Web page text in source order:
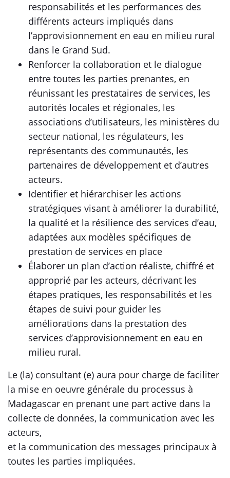
responsabilités et les performances des
différents acteurs impliqués dans
l’approvisionnement en eau en milieu rural
dans le Grand Sud.
Renforcer la collaboration et le dialogue
entre toutes les parties prenantes, en
réunissant les prestataires de services, les
autorités locales et régionales, les
associations d’utilisateurs, les ministères du
secteur national, les régulateurs, les
représentants des communautés, les
partenaires de développement et d’autres
acteurs.
Identifier et hiérarchiser les actions
stratégiques visant à améliorer la durabilité,
la qualité et la résilience des services d’eau,
adaptées aux modèles spécifiques de
prestation de services en place
Élaborer un plan d’action réaliste, chiffré et
approprié par les acteurs, décrivant les
étapes pratiques, les responsabilités et les
étapes de suivi pour guider les
améliorations dans la prestation des
services d’approvisionnement en eau en
milieu rural.
Le (la) consultant (e) aura pour charge de faciliter
la mise en oeuvre générale du processus à
Madagascar en prenant une part active dans la
collecte de données, la communication avec les
acteurs,
et la communication des messages principaux à
toutes les parties impliquées.